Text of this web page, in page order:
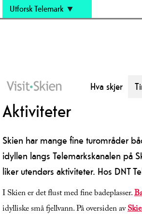
Utforsk Telemark
Hva skjer
Aktiviteter
Skien har mange fine turområder
idyllen langs Telemarkskanalen på
liker utendørs aktiviteter. Hos DNT
I Skien er det flust med fine badeplasser.
idylliske små fjellvann. På oversiden av